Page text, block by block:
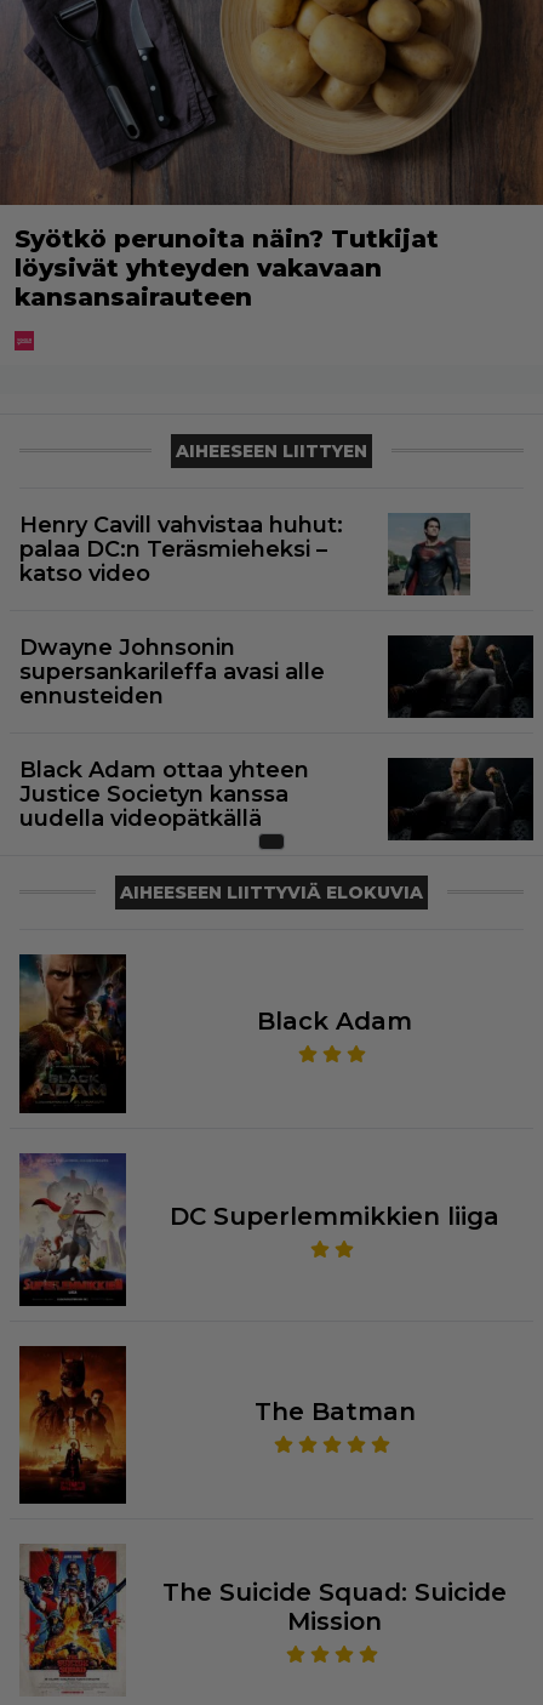
Syötkö perunoita näin? Tutkijat
löysivät yhteyden vakavaan
kansansairauteen
AIHEESEEN LIITTYEN
Henry Cavill vahvistaa huhut:
palaa DC:n Teräsmieheksi –
katso video
Dwayne Johnsonin
supersankarileffa avasi alle
ennusteiden
Black Adam ottaa yhteen
Justice Societyn kanssa
uudella videopätkällä
AIHEESEEN LIITTYVIÄ ELOKUVIA
Black Adam
DC Superlemmikkien liiga
The Batman
The Suicide Squad: Suicide
Mission